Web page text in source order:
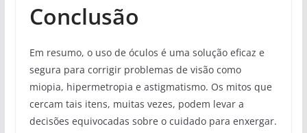
Conclusão
Em resumo, o uso de óculos é uma solução eficaz e
segura para corrigir problemas de visão como
miopia, hipermetropia e astigmatismo. Os mitos que
cercam tais itens, muitas vezes, podem levar a
decisões equivocadas sobre o cuidado para enxergar.